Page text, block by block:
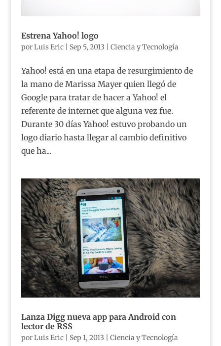
Estrena Yahoo! logo
porLuis Eric| Sep 5, 2013 Ciencia y Tecnología
Yahoo! está en una etapa de resurgimiento de
la mano de Marissa Mayer quien llegó de
Google para tratar de hacer a Yahoo! el
referente de internet que alguna vez fue.
Durante 30 días Yahoo! estuvo probando un
logo diario hasta llegar al cambio definitivo
que ha...
Lanza Digg nueva app para Android con
lector de RSS
porLuis Eric| Sep 1, 2013 Ciencia y Tecnología